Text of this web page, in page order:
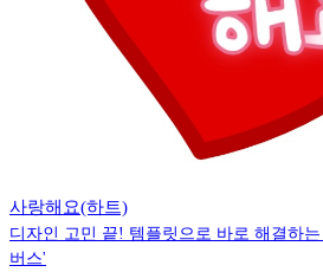
사랑해요(하트)
디자인 고민 끝! 템플릿으로 바로 해결하
버스'